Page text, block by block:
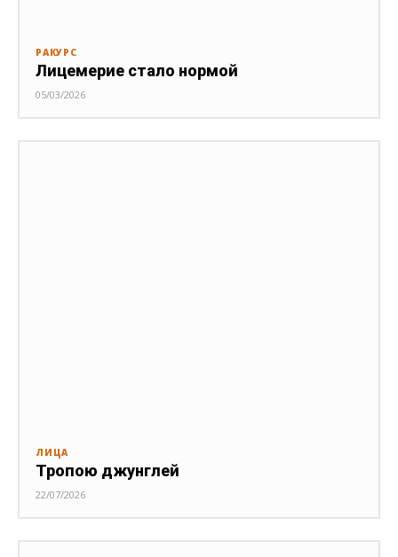
РАКУРС
Лицемерие стало нормой
05/03/2026
ЛИЦА
Тропою джунглей
22/07/2026